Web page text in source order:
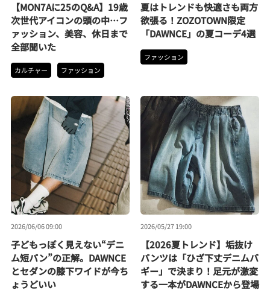
【MON7Aに25のQ&A】19歳
次世代アイコンの頭の中…フ
ァッション、美容、休日まで
全部聞いた
カルチャー ファッション
夏はトレンドも快適さも両方
欲張る！ZOZOTOWN限定
「DAWNCE」の夏コーデ4選
ファッション
2026/06/06 09:00
子どもっぽく見えない“デニ
ム短パン”の正解。DAWNCE
とセダンの膝下ワイドが今ち
ょうどいい
2026/05/27 19:00
【2026夏トレンド】垢抜け
パンツは「ひざ下丈デニムバ
ギー」で決まり！足元が激変
する一本がDAWNCEから登場